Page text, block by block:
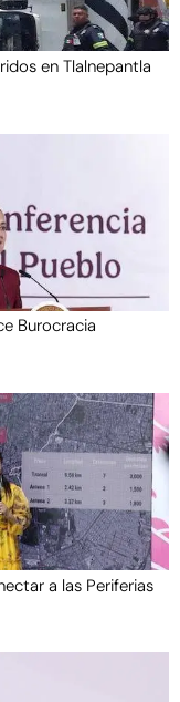
en Tlalnepantla
Burocracia
a las Periferias